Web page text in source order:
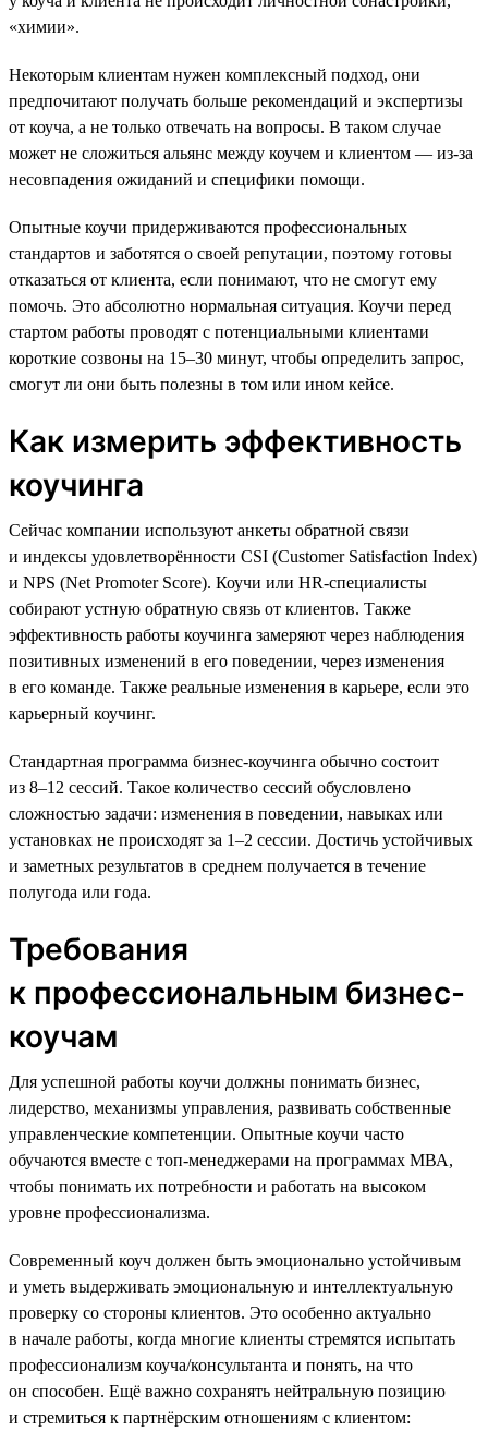
«химии».
Некоторым клиентам нужен комплексный подход, они
предпочитают получать больше рекомендаций и экспертизы
от коуча, а не только отвечать на вопросы. В таком случае
может не сложиться альянс между коучем и клиентом — из-за
несовпадения ожиданий и специфики помощи.
Опытные коучи придерживаются профессиональных
стандартов и заботятся о своей репутации, поэтому готовы
отказаться от клиента, если понимают, что не смогут ему
помочь. Это абсолютно нормальная ситуация. Коучи перед
стартом работы проводят с потенциальными клиентами
короткие созвоны на 15–30 минут, чтобы определить запрос,
смогут ли они быть полезны в том или ином кейсе.
Как измерить эффективность
коучинга
Сейчас компании используют анкеты обратной связи
и индексы удовлетворённости CSI (Customer Satisfaction Index)
и NPS (Net Promoter Score). Коучи или HR-специалисты
собирают устную обратную связь от клиентов. Также
эффективность работы коучинга замеряют через наблюдения
позитивных изменений в его поведении, через изменения
в его команде. Также реальные изменения в карьере, если это
карьерный коучинг.
Стандартная программа бизнес-коучинга обычно состоит
из 8–12 сессий. Такое количество сессий обусловлено
сложностью задачи: изменения в поведении, навыках или
установках не происходят за 1–2 сессии. Достичь устойчивых
и заметных результатов в среднем получается в течение
полугода или года.
Требования
к профессиональным бизнес-
коучам
Для успешной работы коучи должны понимать бизнес,
лидерство, механизмы управления, развивать собственные
управленческие компетенции. Опытные коучи часто
обучаются вместе с топ-менеджерами на программах МВА,
чтобы понимать их потребности и работать на высоком
уровне профессионализма.
Современный коуч должен быть эмоционально устойчивым
и уметь выдерживать эмоциональную и интеллектуальную
проверку со стороны клиентов. Это особенно актуально
в начале работы, когда многие клиенты стремятся испытать
профессионализм коуча/консультанта и понять, на что
он способен. Ещё важно сохранять нейтральную позицию
и стремиться к партнёрским отношениям с клиентом: